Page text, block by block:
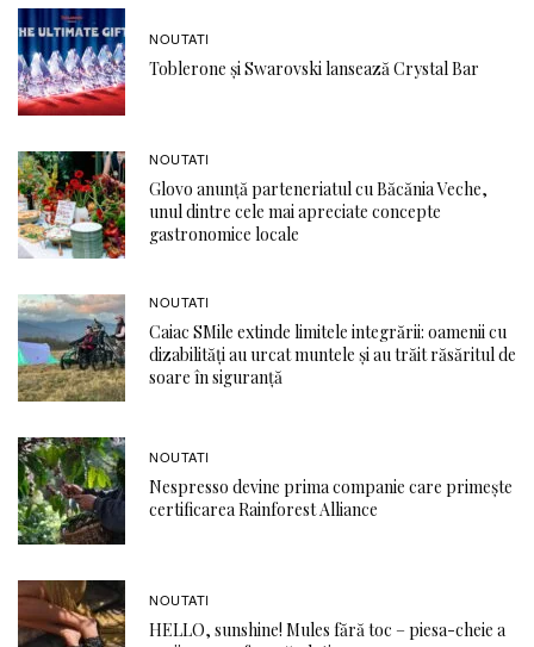
NOUTATI
Toblerone și Swarovski lansează Crystal Bar
NOUTATI
Glovo anunță parteneriatul cu Băcănia Veche,
unul dintre cele mai apreciate concepte
gastronomice locale
NOUTATI
Caiac SMile extinde limitele integrării: oamenii cu
dizabilități au urcat muntele și au trăit răsăritul de
soare în siguranță
NOUTATI
Nespresso devine prima companie care primește
certificarea Rainforest Alliance
NOUTATI
HELLO, sunshine! Mules fără toc – piesa-cheie a